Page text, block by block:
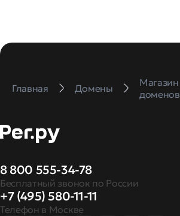
Главная Домены
Магазин
доменов
8 800 555-34-78
Бесплатный звонок по России
+7 (495) 580-11-11
Телефон в Москве